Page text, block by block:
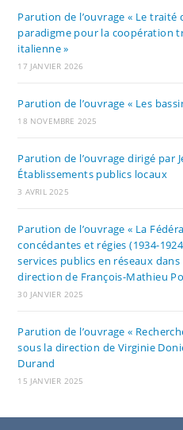
Parution de l’ouvrage « Le
paradigme pour la coopération
italienne »
17 JANVIER 2026
Parution de l’ouvrage « Les
18 NOVEMBRE 2025
Parution de l’ouvrage dirigé par
Établissements publics locaux
3 AVRIL 2025
Parution de l’ouvrage « La
concédantes et régies (1934-
services publics en réseaux
direction de François-Mathieu
30 JANVIER 2025
Parution de l’ouvrage «
sous la direction de Virginie
Durand
15 JANVIER 2025